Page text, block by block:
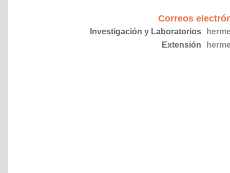
Correos
Investigación y Laboratorios
Extensión